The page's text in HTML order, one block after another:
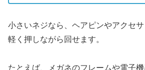
小さいネジなら、ヘアピンやアクセ
軽く押しながら回せます。
たとえば、メガネのフレームや電子